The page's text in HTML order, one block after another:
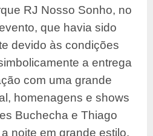
RJ Nosso Sonho, no
que havia sido
devido às condições
a entrega
com uma grande
homenagens e shows
Buchecha e Thiago
noite em grande estilo.